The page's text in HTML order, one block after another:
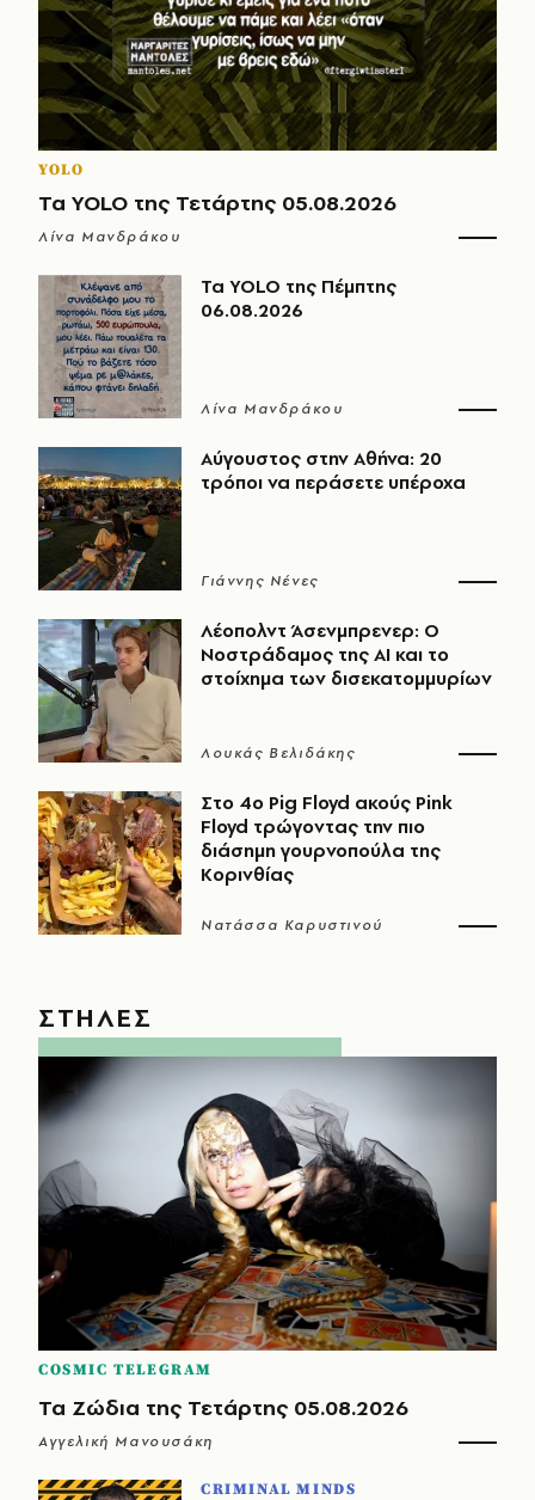
YOLO
Τα YOLO της Τετάρτης 05.08.2026
Λίνα Μανδράκου
Τα YOLO της Πέμπτης
06.08.2026
Λίνα Μανδράκου
Αύγουστος στην Αθήνα: 20
τρόποι να περάσετε υπέροχα
Γιάννης Νένες
Λέοπολντ Άσενμπρενερ: Ο
Νοστράδαμος της AI και το
στοίχημα των δισεκατομμυρίων
Λουκάς Βελιδάκης
Στο 4ο Pig Floyd ακούς Pink
Floyd τρώγοντας την πιο
διάσημη γουρνοπούλα της
Κορινθίας
Νατάσσα Καρυστινού
ΣΤΗΛΕΣ
COSMIC TELEGRAM
Τα Ζώδια της Τετάρτης 05.08.2026
Αγγελική Μανουσάκη
CRIMINAL MINDS